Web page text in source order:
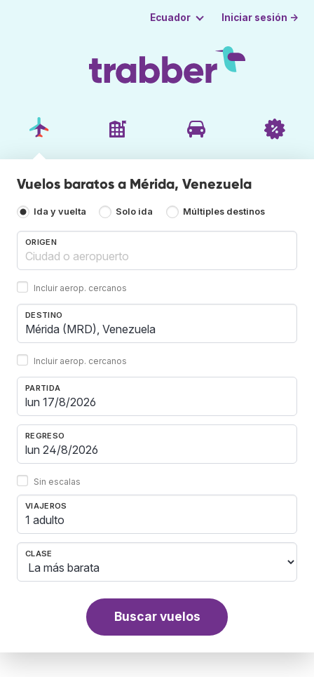
Ecuador Iniciar sesión →
Vuelos baratos a Mérida, Venezuela
Ida y vuelta Solo ida Múltiples destinos
ORIGEN
Incluir aerop. cercanos
DESTINO
Incluir aerop. cercanos
PARTIDA
REGRESO
Sin escalas
VIAJEROS
1 adulto
CLASE
Buscar vuelos